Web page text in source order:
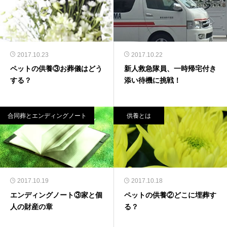
2017.10.23
ペットの供養③お葬儀はどう
する？
2017.10.22
新人救急隊員、一時帰宅付き
添い待機に挑戦！
合同葬とエンディングノート
2017.10.19
エンディングノート③家と個
人の財産の章
供養とは
2017.10.18
ペットの供養②どこに埋葬す
る？